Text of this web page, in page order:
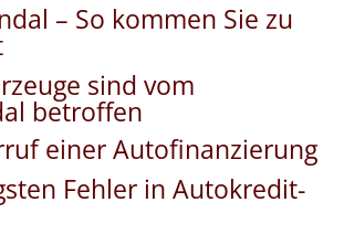
– So kommen Sie zu
sind vom
betroffen
einer Autofinanzierung
Fehler in Autokredit-